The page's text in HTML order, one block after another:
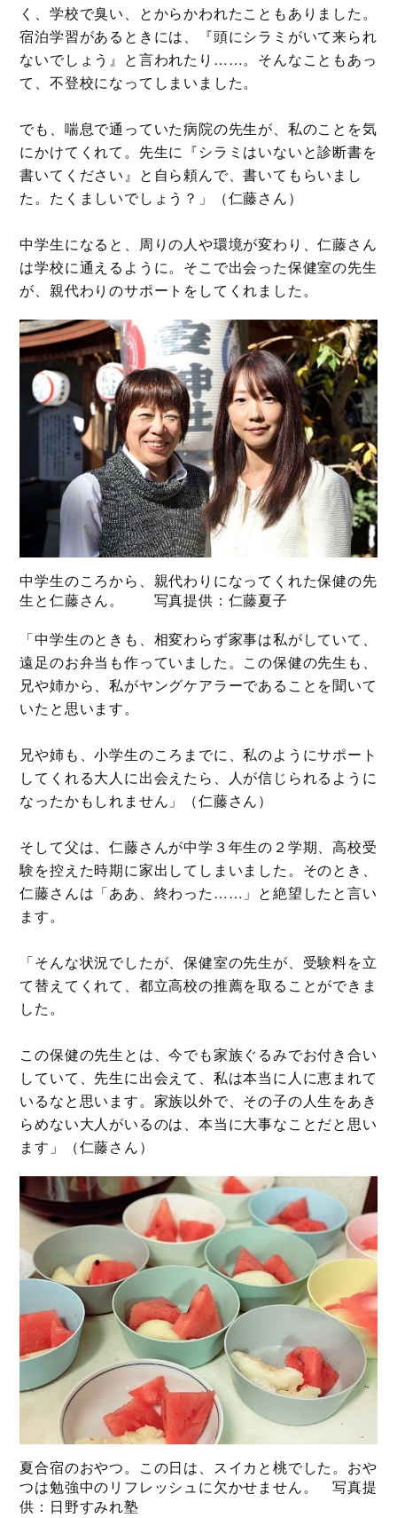
く、学校で臭い、とからかわれたこともありました。
宿泊学習があるときには、『頭にシラミがいて来られ
ないでしょう』と言われたり……。そんなこともあっ
て、不登校になってしまいました。
でも、喘息で通っていた病院の先生が、私のことを気
にかけてくれて。先生に『シラミはいないと診断書を
書いてください』と自ら頼んで、書いてもらいまし
た。たくましいでしょう？」（仁藤さん）
中学生になると、周りの人や環境が変わり、仁藤さん
は学校に通えるように。そこで出会った保健室の先生
が、親代わりのサポートをしてくれました。
中学生のころから、親代わりになってくれた保健の先
生と仁藤さん。 写真提供：仁藤夏子
「中学生のときも、相変わらず家事は私がしていて、
遠足のお弁当も作っていました。この保健の先生も、
兄や姉から、私がヤングケアラーであることを聞いて
いたと思います。
兄や姉も、小学生のころまでに、私のようにサポート
してくれる大人に出会えたら、人が信じられるように
なったかもしれません」（仁藤さん）
そして父は、仁藤さんが中学３年生の２学期、高校受
験を控えた時期に家出してしまいました。そのとき、
仁藤さんは「ああ、終わった……」と絶望したと言い
ます。
「そんな状況でしたが、保健室の先生が、受験料を立
て替えてくれて、都立高校の推薦を取ることができま
した。
この保健の先生とは、今でも家族ぐるみでお付き合い
していて、先生に出会えて、私は本当に人に恵まれて
いるなと思います。家族以外で、その子の人生をあき
らめない大人がいるのは、本当に大事なことだと思い
ます」（仁藤さん）
夏合宿のおやつ。この日は、スイカと桃でした。おや
つは勉強中のリフレッシュに欠かせません。 写真提
供：日野すみれ塾